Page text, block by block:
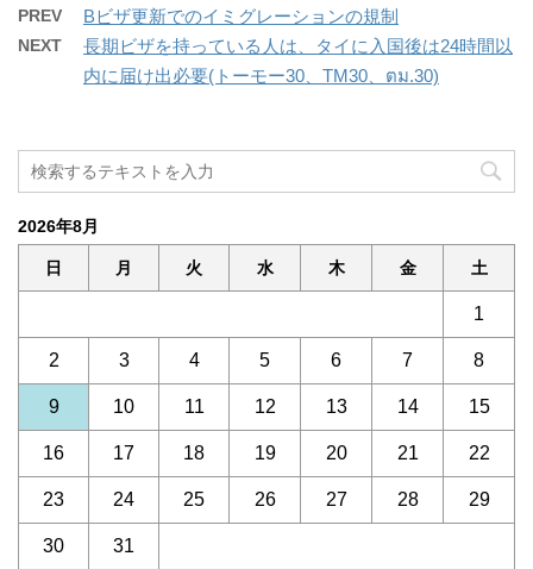
PREV Bビザ更新でのイミグレーションの規制
NEXT
長期ビザを持っている人は、タイに入国後は24時間以
内に届け出必要(トーモー30、TM30、ตม.30)
2026年8月
日 月 火 水 木 金 土
1
2 3 4 5 6 7 8
9 10 11 12 13 14 15
16 17 18 19 20 21 22
23 24 25 26 27 28 29
30
31